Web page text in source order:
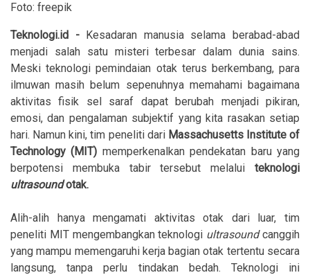
Foto: freepik
Teknologi.id - Kesadaran manusia selama berabad-abad
menjadi salah satu misteri terbesar dalam dunia sains.
Meski teknologi pemindaian otak terus berkembang, para
ilmuwan masih belum sepenuhnya memahami bagaimana
aktivitas fisik sel saraf dapat berubah menjadi pikiran,
emosi, dan pengalaman subjektif yang kita rasakan setiap
hari. Namun kini, tim peneliti dari Massachusetts Institute of
Technology (MIT) memperkenalkan pendekatan baru yang
berpotensi membuka tabir tersebut melalui teknologi
ultrasoundotak.
Alih-alih hanya mengamati aktivitas otak dari luar, tim
peneliti MIT mengembangkan teknologi ultrasoundcanggih
yang mampu memengaruhi kerja bagian otak tertentu secara
langsung, tanpa perlu tindakan bedah. Teknologi ini